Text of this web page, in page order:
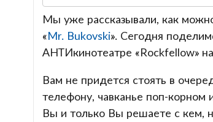
Мы уже рассказывали, как
«Mr. Bukovski». Сегодня
АНТИкинотеатре «Rockfellow»
Вам не придется стоять в
телефону, чавканье поп-корном
Вы и только Вы решаете с кем,